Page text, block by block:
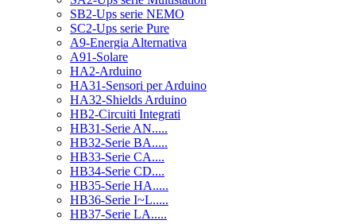
SB2-Ups serie NEMO
SC2-Ups serie Pure
A9-Energia Alternativa
A91-Solare
HA2-Arduino
HA31-Sensori per Arduino
HA32-Shields Arduino
HB2-Circuiti Integrati
HB31-Serie AN.....
HB32-Serie BA.....
HB33-Serie CA....
HB34-Serie CD....
HB35-Serie HA.....
HB36-Serie I~L.....
HB37-Serie LA.....